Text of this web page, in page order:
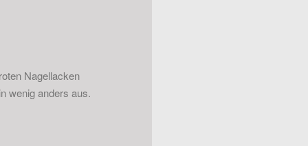
Nagellacken
wenig anders aus.